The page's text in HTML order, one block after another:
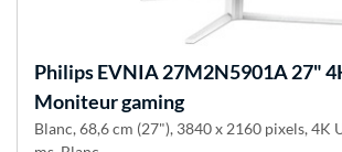
PhilipsEVNIA 27M2N5901A 27"
Moniteur gaming
Blanc, 68,6 cm (27"), 3840 x 2160 pixels, 4K